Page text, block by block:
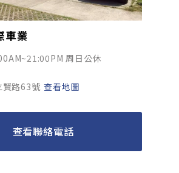
車業
周日公休
賢路63號 查看地圖
查看聯絡電話